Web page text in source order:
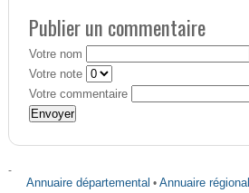
Publier un commentaire
Votre nom
Votre note
Votre commentaire
-
Annuaire départemental •Annuaire régional